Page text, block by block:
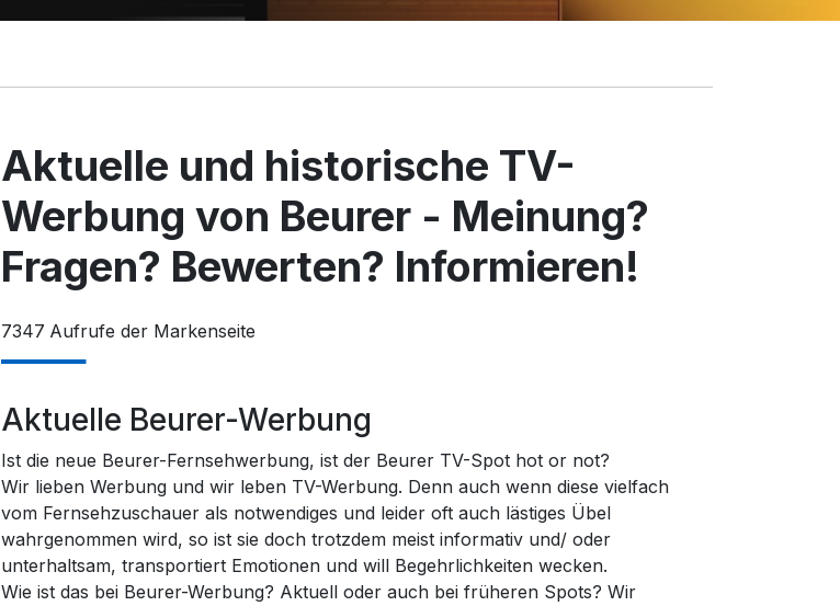
Aktuelle und historische TV-
Werbung von Beurer - Meinung?
Fragen? Bewerten? Informieren!
7347 Aufrufe der Markenseite
Aktuelle Beurer-Werbung
Ist die neue Beurer-Fernsehwerbung, ist der Beurer TV-Spot hot or not?
Wir lieben Werbung und wir leben TV-Werbung. Denn auch wenn diese vielfach
vom Fernsehzuschauer als notwendiges und leider oft auch lästiges Übel
wahrgenommen wird, so ist sie doch trotzdem meist informativ und/ oder
unterhaltsam, transportiert Emotionen und will Begehrlichkeiten wecken.
Wie ist das bei Beurer-Werbung? Aktuell oder auch bei früheren Spots? Wir